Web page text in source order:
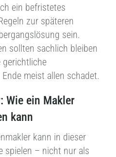
ein befristetes
zur späteren
sein.
sollten sachlich bleiben
gerichtliche
meist allen schadet.
Wie ein Makler
kann
kann in dieser
spielen – nicht nur als